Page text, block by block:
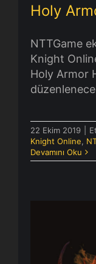
Holy
NTTGame
Knight
Holy Armor
22 Ekim 2019
Knight Online,
Devamını Oku